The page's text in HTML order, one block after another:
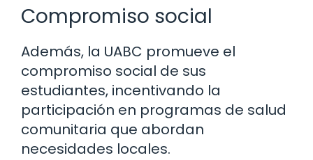
Compromiso social
Además, la UABC promueve el
compromiso social de sus
estudiantes, incentivando la
participación en programas de salud
comunitaria que abordan
necesidades locales.